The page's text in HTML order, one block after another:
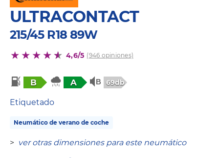
ULTRACONTACT
215/45 R18 89W
4,6/5 (946 opiniones)
B A 69db
Etiquetado
Neumático de verano de coche
> ver otras dimensiones para este neumático